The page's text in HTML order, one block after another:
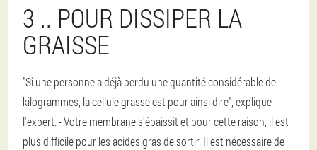
3 .. POUR DISSIPER LA
GRAISSE
"Si une personne a déjà perdu une quantité considérable de
kilogrammes, la cellule grasse est pour ainsi dire", explique
l'expert. - Votre membrane s'épaissit et pour cette raison, il est
plus difficile pour les acides gras de sortir. Il est nécessaire de